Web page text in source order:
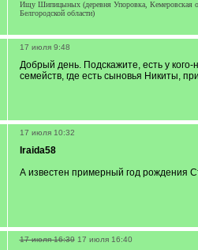
Ищу Шипицыных (деревня Упоровка, Кемеровская
Белгородской области)
17 июля 9:48
Добрый день. Подскажите, есть у
семейств, где есть сыновья Никиты,
17 июля 10:32
Iraida58
А известен примерный год рождения
17 июля 16:39 17 июля 16:40